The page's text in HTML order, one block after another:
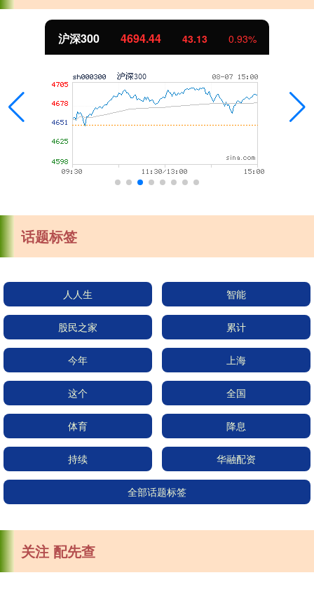
43.13 0.93%
话题标签
人人生 智能
股民之家 累计
今年 上海
这个 全国
体育 降息
持续 华融配资
全部话题标签
关注 配先查